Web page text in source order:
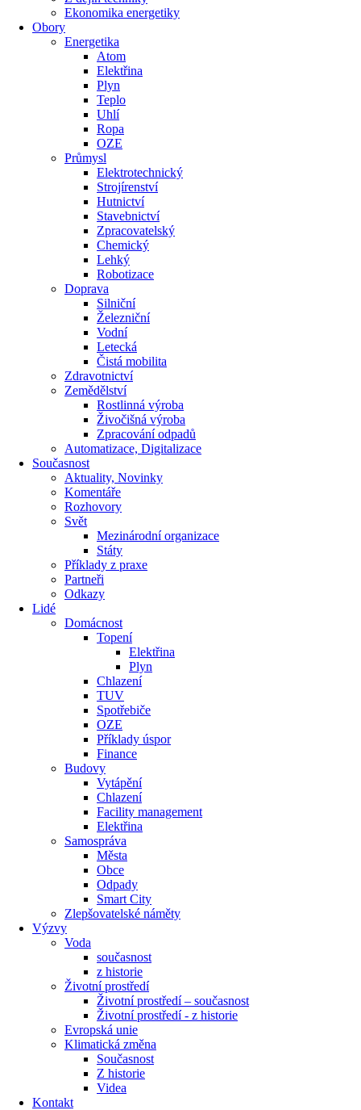
Ekonomika energetiky
Obory
Energetika
Atom
Elektřina
Plyn
Teplo
Uhlí
Ropa
OZE
Průmysl
Elektrotechnický
Strojírenství
Hutnictví
Stavebnictví
Zpracovatelský
Chemický
Lehký
Robotizace
Doprava
Silniční
Železniční
Vodní
Letecká
Čistá mobilita
Zdravotnictví
Zemědělství
Rostlinná výroba
Živočišná výroba
Zpracování odpadů
Automatizace, Digitalizace
Současnost
Aktuality, Novinky
Komentáře
Rozhovory
Svět
Mezinárodní organizace
Státy
Příklady z praxe
Partneři
Odkazy
Lidé
Domácnost
Topení
Elektřina
Plyn
Chlazení
TUV
Spotřebiče
OZE
Příklady úspor
Finance
Budovy
Vytápění
Chlazení
Facility management
Elektřina
Samospráva
Města
Obce
Odpady
Smart City
Zlepšovatelské náměty
Výzvy
Voda
současnost
z historie
Životní prostředí
Životní prostředí – současnost
Životní prostředí ​- z historie
Evropská unie
Klimatická změna
Současnost
Z historie
Videa
Kontakt